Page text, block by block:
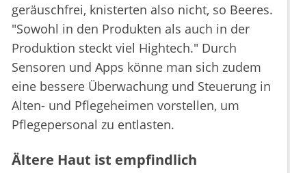
geräuschfrei, knisterten also nicht, so Beeres.
"Sowohl in den Produkten als auch in der
Produktion steckt viel Hightech." Durch
Sensoren und Apps könne man sich zudem
eine bessere Überwachung und Steuerung in
Alten- und Pflegeheimen vorstellen, um
Pflegepersonal zu entlasten.
Ältere Haut ist empfindlich